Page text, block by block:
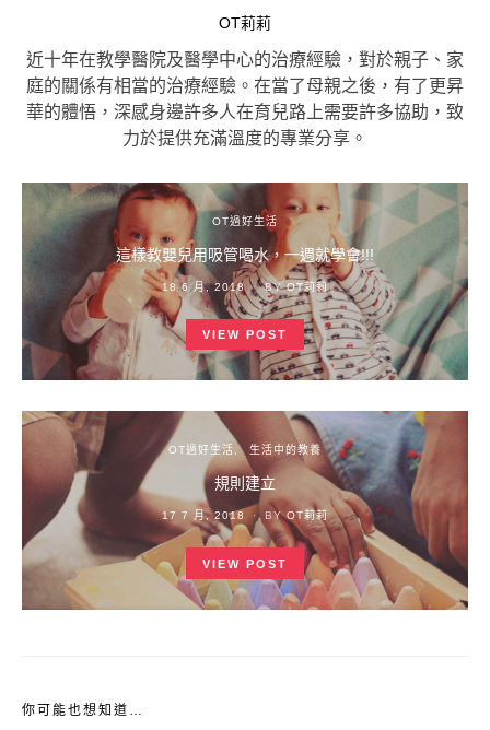
OT莉莉
近十年在教學醫院及醫學中心的治療經驗，對於親子、家
庭的關係有相當的治療經驗。在當了母親之後，有了更昇
華的體悟，深感身邊許多人在育兒路上需要許多協助，致
力於提供充滿溫度的專業分享。
OT過好生活
這樣教嬰兒用吸管喝水，一週就學會!!!
POSTED
ON
18 6 月, 2018 BY OT莉莉
VIEW POST
OT過好生活 生活中的教養
規則建立
POSTED
ON
17 7 月, 2018 BY OT莉莉
VIEW POST
你可能也想知道…